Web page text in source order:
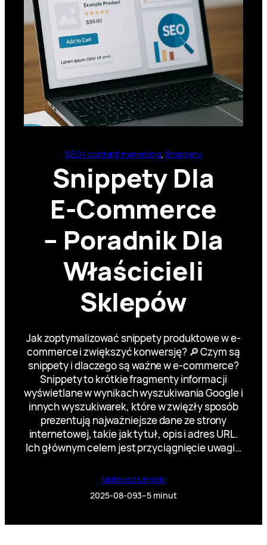
SEO i content marketing , Snippety
Snippety Dla
E-Commerce
– Poradnik Dla
Właścicieli
Sklepów
Jak zoptymalizować snippety produktowe w e-
commerce i zwiększyć konwersję? 🔎 Czym są
snippety i dlaczego są ważne w e-commerce?
Snippety to krótkie fragmenty informacji
wyświetlane w wynikach wyszukiwania Google i
innych wyszukiwarek, które w zwięzły sposób
prezentują najważniejsze dane ze strony
internetowej, takie jak tytuł, opis i adres URL.
Ich głównym celem jest przyciągnięcie uwagi…
Mateusz Lenicki
2025-08-093–5 minut